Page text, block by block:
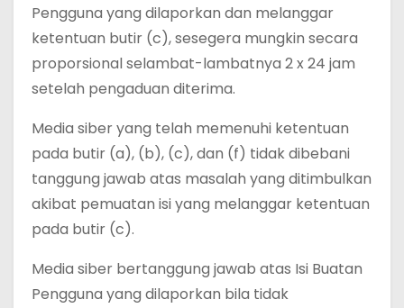
Pengguna yang dilaporkan dan melanggar
ketentuan butir (c), sesegera mungkin secara
proporsional selambat-lambatnya 2 x 24 jam
setelah pengaduan diterima.
Media siber yang telah memenuhi ketentuan
pada butir (a), (b), (c), dan (f) tidak dibebani
tanggung jawab atas masalah yang ditimbulkan
akibat pemuatan isi yang melanggar ketentuan
pada butir (c).
Media siber bertanggung jawab atas Isi Buatan
Pengguna yang dilaporkan bila tidak